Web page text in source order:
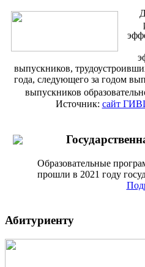
выпускников,
года, следующего за годом
выпускников
Источник: сайт
Образовательные
прошли в 2021 году
Абитуриенту